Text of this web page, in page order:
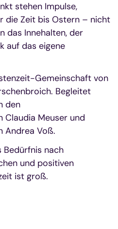
stehen Impulse,
die Zeit bis Ostern – nicht
das Innehalten, der
auf das eigene
Gemeinschaft von
Begleitet
den
Claudia Meuser und
Andrea Voß.
Bedürfnis nach
und positiven
ist groß.